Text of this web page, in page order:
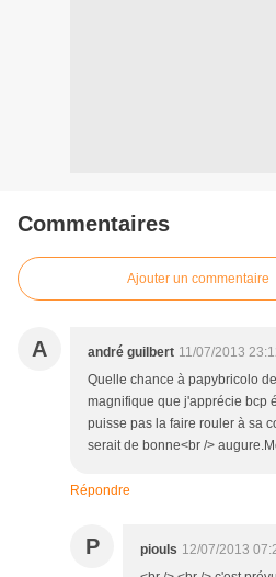
Commentaires
Ajouter un commentaire
A andré guilbert 11/07/2013
Quelle chance à papybricolo
magnifique que j'apprécie bcp
puisse pas la faire rouler à sa
serait de bonne<br />
Répondre
P piouls 12/07/2013